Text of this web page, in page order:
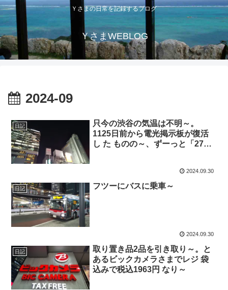
Ｙさまの日常を記録するブログ
ＹさまWEBLOG
2024-09
日記
只今の渋谷の気温は不明～。
1125日前から電光掲示板が復活
し た ものの～、ずーっと「27
2024.09.30
日記 フツーにバスに乗車～
2024.09.30
日記
取り置き品2品を引き取り～。と
あるビックカメラさまでレジ 袋
込みで税込1963円 なり～